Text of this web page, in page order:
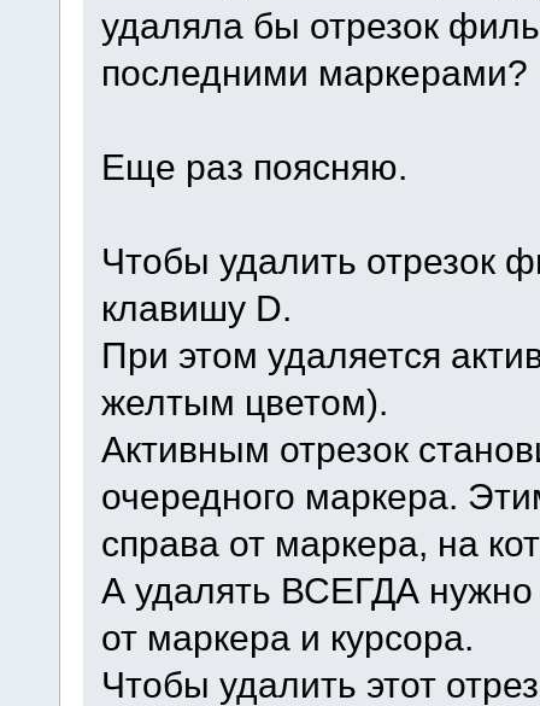
удаляла бы отрезок
последними маркерами?
Еще раз поясняю.
Чтобы удалить отрезок
клавишу D.
При этом удаляется
желтым цветом).
Активным отрезок
очередного маркера.
справа от маркера, на
А удалять ВСЕГДА нужно
от маркера и курсора.
Чтобы удалить этот